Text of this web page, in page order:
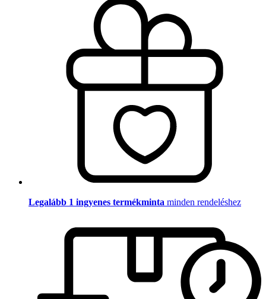
Legalább 1 ingyenes termékminta minden rendeléshez